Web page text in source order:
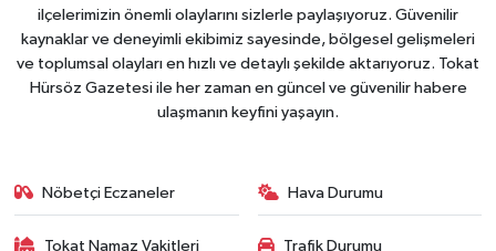
ilçelerimizin önemli olaylarını sizlerle paylaşıyoruz. Güvenilir
kaynaklar ve deneyimli ekibimiz sayesinde, bölgesel gelişmeleri
ve toplumsal olayları en hızlı ve detaylı şekilde aktarıyoruz. Tokat
Hürsöz Gazetesi ile her zaman en güncel ve güvenilir habere
ulaşmanın keyfini yaşayın.
Nöbetçi Eczaneler Hava Durumu
Tokat Namaz Vakitleri Trafik Durumu